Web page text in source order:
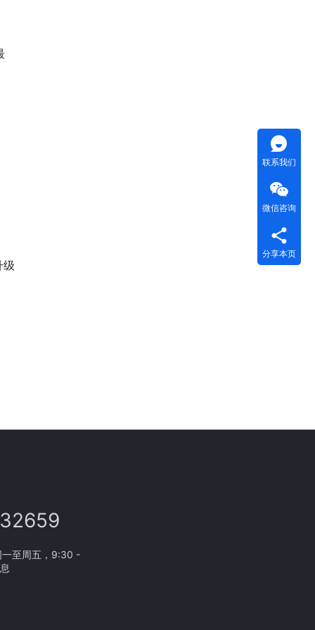
级
一至周五，9:30 -
联系我们
微信咨询
分享本页